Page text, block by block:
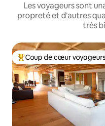
Les voyageurs sont
propreté et d'autres
très
Coup de cœur voyageurs
Coup de cœur voyageurs